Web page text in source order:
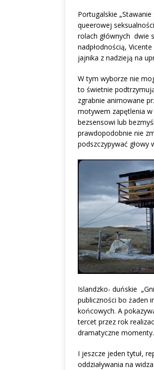
Portugalskie
queerowej
rolach głównych dwie
nadpłodnością,
jajnika z nadzieją na
W tym wyborze nie
to świetnie
zgrabnie animowane
motywem zapętlenia
bezsensowi lub
prawdopodobnie nie
podszczypywać głowy
Islandzko- duńskie
publiczności bo żaden
końcowych. A
tercet przez rok
dramatyczne momenty.
I jeszcze jeden tytuł,
oddziaływania na